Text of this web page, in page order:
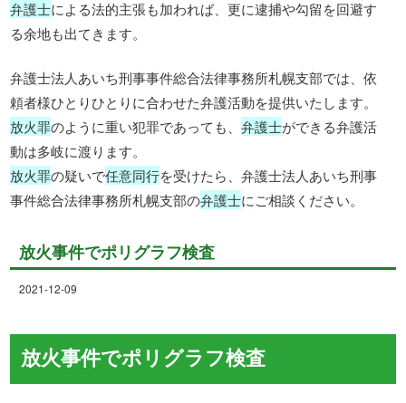
弁護士による法的主張も加われば、更に逮捕や勾留を回避す
る余地も出てきます。
弁護士法人あいち刑事事件総合法律事務所札幌支部では、依
頼者様ひとりひとりに合わせた弁護活動を提供いたします。
放火罪のように重い犯罪であっても、弁護士ができる弁護活
動は多岐に渡ります。
放火罪の疑いで任意同行を受けたら、弁護士法人あいち刑事
事件総合法律事務所札幌支部の弁護士にご相談ください。
放火事件でポリグラフ検査
2021-12-09
放火事件でポリグラフ検査